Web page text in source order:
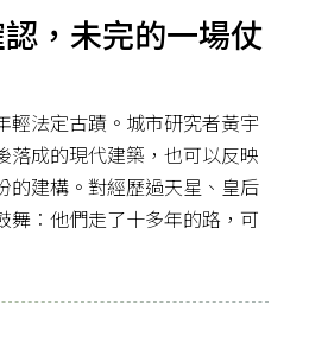
，未完的一場仗
輕法定古蹟。城市研究者黃宇
落成的現代建築，也可以反映
的建構。對經歷過天星、皇后
舞︰他們走了十多年的路，可